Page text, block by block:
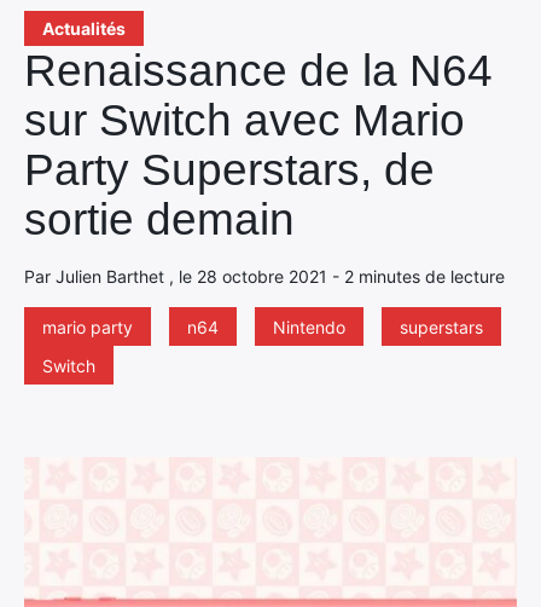
Actualités
Renaissance de la N64
sur Switch avec Mario
Party Superstars, de
sortie demain
Par Julien Barthet , le 28 octobre 2021 - 2 minutes de lecture
mario party n64 Nintendo
superstars
Switch